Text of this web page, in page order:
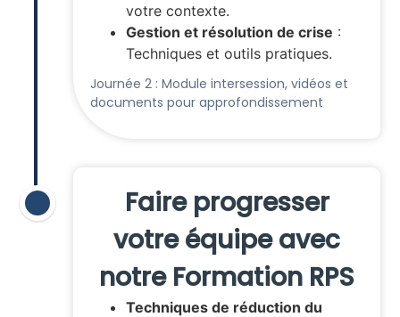
votre contexte.
Gestion et résolution de crise :
Techniques et outils pratiques.
Journée 2 : Module intersession, vidéos et
documents pour approfondissement
Faire progresser
votre équipe avec
notre Formation RPS
Techniques de réduction du